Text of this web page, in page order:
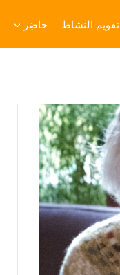
تقويم النشاط حاضِر